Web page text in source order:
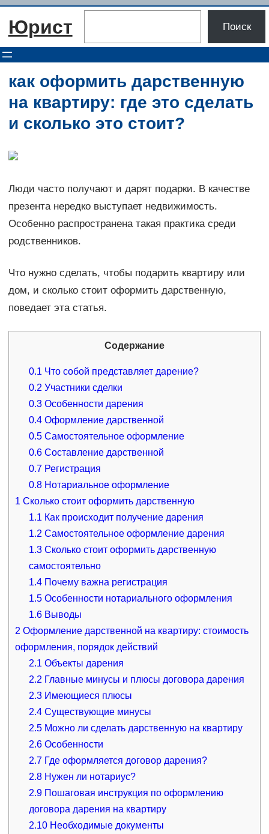
Перейти
Юрист Поиск
как оформить дарственную
на квартиру: где это сделать
и сколько это стоит?
Люди часто получают и дарят подарки. В качестве
презента нередко выступает недвижимость.
Особенно распространена такая практика среди
родственников.
Что нужно сделать, чтобы подарить квартиру или
дом, и сколько стоит оформить дарственную,
поведает эта статья.
Содержание
0.1 Что собой представляет дарение?
0.2 Участники сделки
0.3 Особенности дарения
0.4 Оформление дарственной
0.5 Самостоятельное оформление
0.6 Составление дарственной
0.7 Регистрация
0.8 Нотариальное оформление
1 Сколько стоит оформить дарственную
1.1 Как происходит получение дарения
1.2 Самостоятельное оформление дарения
1.3 Сколько стоит оформить дарственную
самостоятельно
1.4 Почему важна регистрация
1.5 Особенности нотариального оформления
1.6 Выводы
2 Оформление дарственной на квартиру: стоимость
оформления, порядок действий
2.1 Объекты дарения
2.2 Главные минусы и плюсы договора дарения
2.3 Имеющиеся плюсы
2.4 Существующие минусы
2.5 Можно ли сделать дарственную на квартиру
2.6 Особенности
2.7 Где оформляется договор дарения?
2.8 Нужен ли нотариус?
2.9 Пошаговая инструкция по оформлению
договора дарения на квартиру
2.10 Необходимые документы